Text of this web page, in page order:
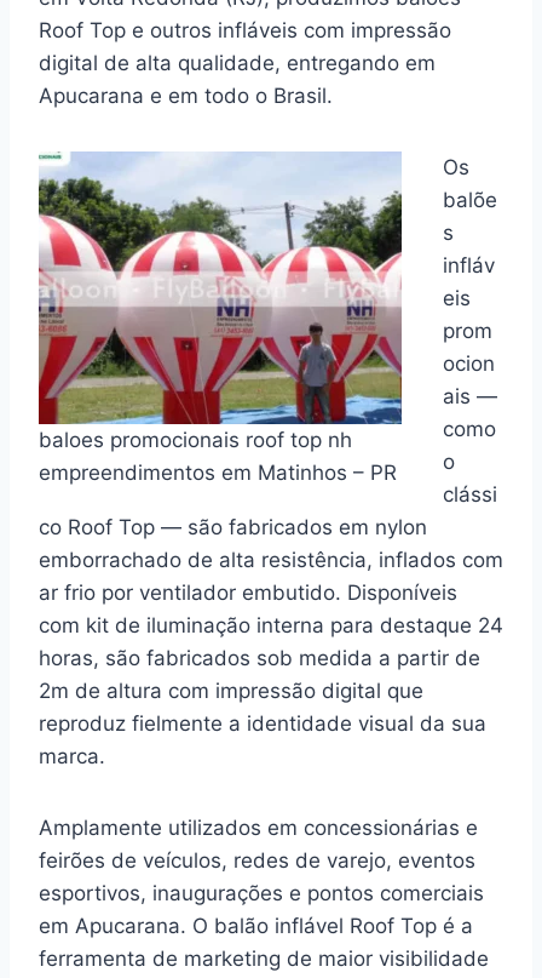
Roof Top e outros infláveis com impressão
digital de alta qualidade, entregando em
Apucarana e em todo o Brasil.
baloes promocionais roof top nh
empreendimentos em Matinhos – PR
Os
balõe
s
infláv
eis
prom
ocion
ais —
como
o
clássi
co Roof Top — são fabricados em nylon
emborrachado de alta resistência, inflados com
ar frio por ventilador embutido. Disponíveis
com kit de iluminação interna para destaque 24
horas, são fabricados sob medida a partir de
2m de altura com impressão digital que
reproduz fielmente a identidade visual da sua
marca.
Amplamente utilizados em concessionárias e
feirões de veículos, redes de varejo, eventos
esportivos, inaugurações e pontos comerciais
em Apucarana. O balão inflável Roof Top é a
ferramenta de marketing de maior visibilidade